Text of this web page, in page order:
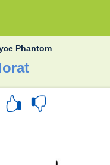
Phantom